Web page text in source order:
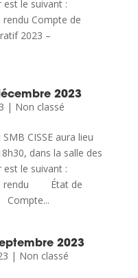
est le suivant :
Compte de
2023 –
2023
| Non classé
CISSE aura lieu
dans la salle des
est le suivant :
rendu État de
2023
| Non classé